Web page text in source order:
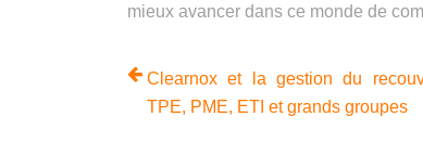
mieux avancer dans ce monde de
Clearnox et la gestion du
TPE, PME, ETI et grands groupes